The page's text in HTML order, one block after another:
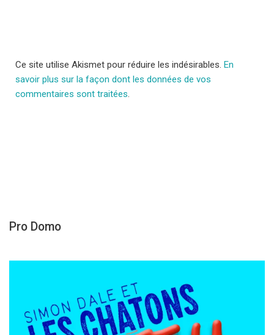
Ce site utilise Akismet pour réduire les indésirables. En
savoir plus sur la façon dont les données de vos
commentaires sont traitées.
Pro Domo